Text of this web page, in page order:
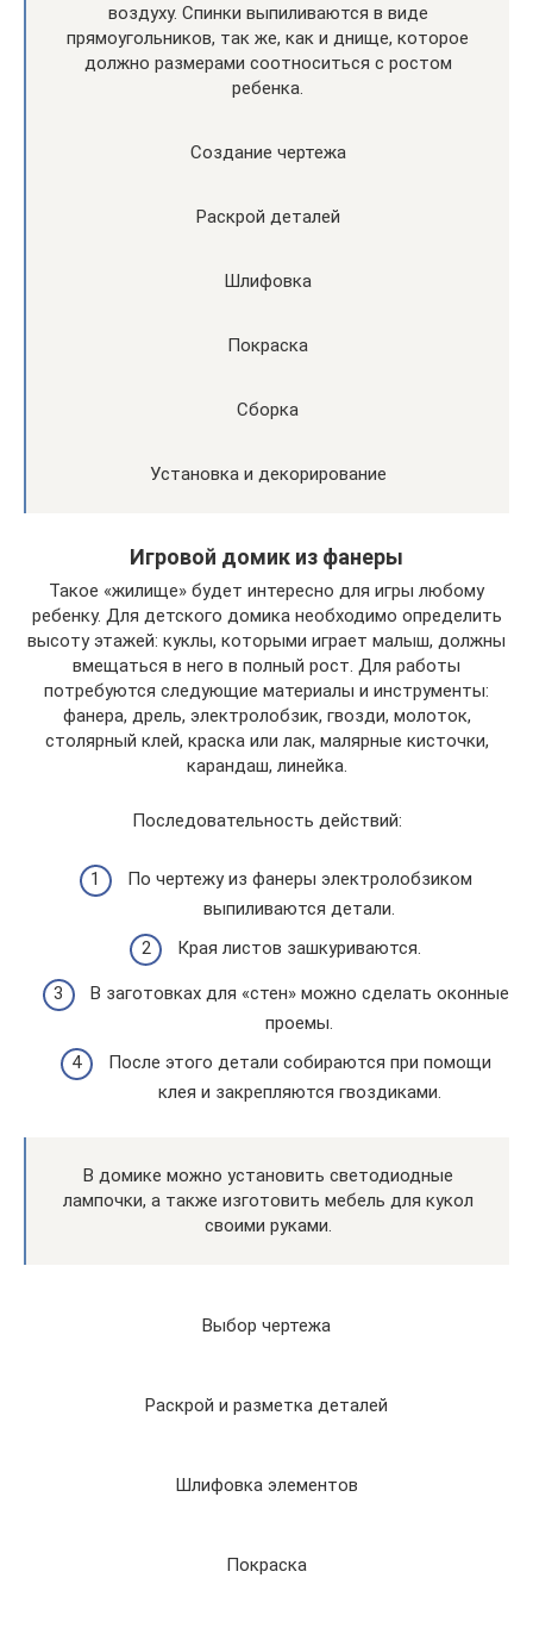
воздуху. Спинки выпиливаются в виде
прямоугольников, так же, как и днище, которое
должно размерами соотноситься с ростом
ребенка.
Создание чертежа
Раскрой деталей
Шлифовка
Покраска
Сборка
Установка и декорирование
Игровой домик из фанеры
Такое «жилище» будет интересно для игры любому
ребенку. Для детского домика необходимо определить
высоту этажей: куклы, которыми играет малыш, должны
вмещаться в него в полный рост. Для работы
потребуются следующие материалы и инструменты:
фанера, дрель, электролобзик, гвозди, молоток,
столярный клей, краска или лак, малярные кисточки,
карандаш, линейка.
Последовательность действий:
По чертежу из фанеры электролобзиком
выпиливаются детали.
Края листов зашкуриваются.
В заготовках для «стен» можно сделать оконные
проемы.
После этого детали собираются при помощи
клея и закрепляются гвоздиками.
В домике можно установить светодиодные
лампочки, а также изготовить мебель для кукол
своими руками.
Выбор чертежа
Раскрой и разметка деталей
Шлифовка элементов
Покраска